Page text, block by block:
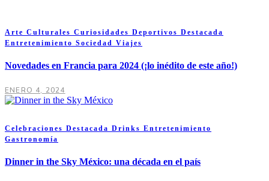
Arte Culturales Curiosidades Deportivos Destacada
Entretenimiento Sociedad Viajes
Novedades en Francia para 2024 (¡lo inédito de este año!)
ENERO 4, 2024
Celebraciones Destacada Drinks Entretenimiento
Gastronomía
Dinner in the Sky México: una década en el país